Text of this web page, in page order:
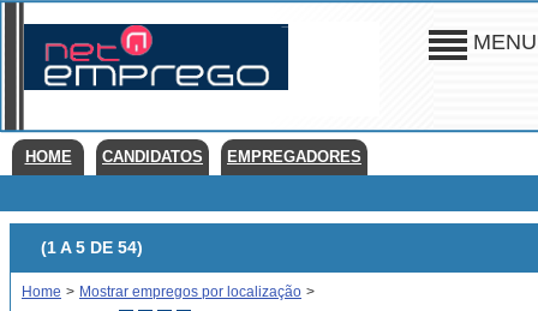
MENU
HOME CANDIDATOS EMPREGADORES
(1 A 5 DE 54)
Home > Mostrar empregos por localização >